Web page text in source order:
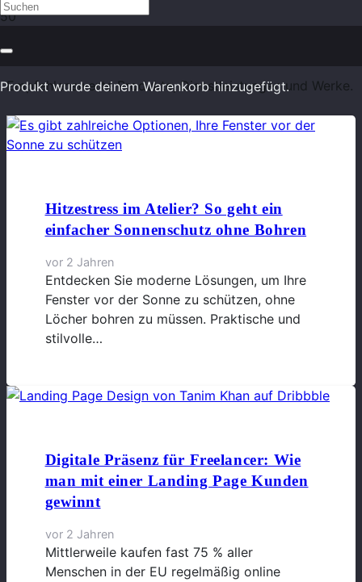
Produktwurde deinem Warenkorb hinzugefügt.
Produktempfehlungen
Empfehlenswerte Produkte, Dienstleistungen und Werke.
Hitzestress im Atelier? So geht ein
einfacher Sonnenschutz ohne Bohren
vor 2 Jahren
Entdecken Sie moderne Lösungen, um Ihre
Fenster vor der Sonne zu schützen, ohne
Löcher bohren zu müssen. Praktische und
stilvolle…
Digitale Präsenz für Freelancer: Wie
man mit einer Landing Page Kunden
gewinnt
vor 2 Jahren
Mittlerweile kaufen fast 75 % aller
Menschen in der EU regelmäßig online